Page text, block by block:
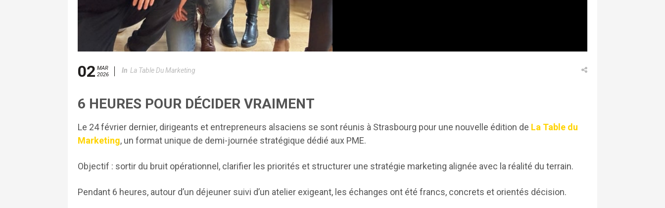
02 MAR
2026
In La Table Du Marketing
6 HEURES POUR DÉCIDER VRAIMENT
Le 24 février dernier, dirigeants et entrepreneurs alsaciens se sont réunis à Strasbourg pour une nouvelle édition de La Table du
Marketing, un format unique de demi-journée stratégique dédié aux PME.
Objectif : sortir du bruit opérationnel, clarifier les priorités et structurer une stratégie marketing alignée avec la réalité du terrain.
Pendant 6 heures, autour d’un déjeuner suivi d’un atelier exigeant, les échanges ont été francs, concrets et orientés décision.